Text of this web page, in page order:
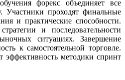
форекс объединяет все
Участники проходят финальные
и практические способности.
и последовательности
ситуациях. Завершение
к самостоятельной торговле.
эффективность методики спринт